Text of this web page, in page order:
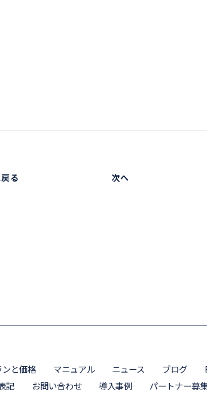
る 次へ
ンと価格 マニュアル ニュース ブログ
記
お問い合わせ 導入事例 パートナー募